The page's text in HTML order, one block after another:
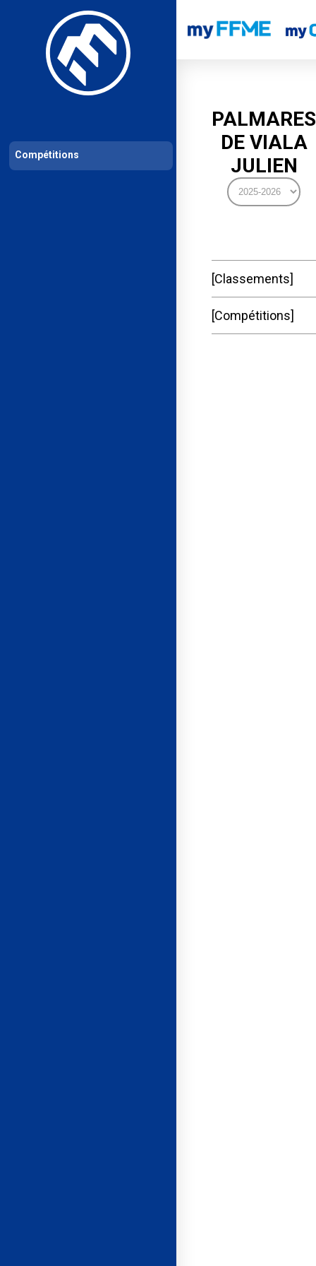
Les compétitions Calendrier de compétitions Classements
PALMARES
DE VIALA
JULIEN
Classements
Compétitions
Compétitions